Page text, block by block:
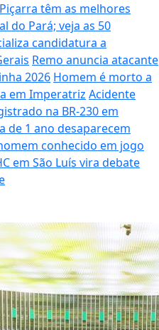
têm as melhores
do Pará; veja as 50
candidatura a
Remo anuncia atacante
2026 Homem é morto a
em Imperatriz Acidente
na BR-230 em
de 1 ano desaparecem
conhecido em jogo
em São Luís vira debate